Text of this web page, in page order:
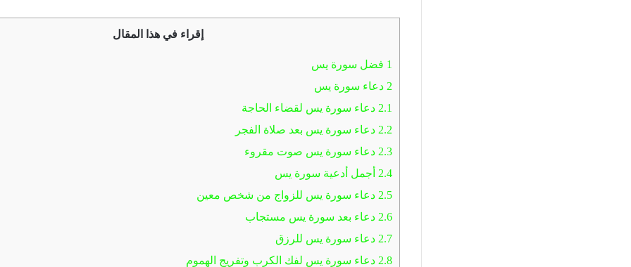
إقراء في هذا المقال
1 فضل سورة يس
2 دعاء سورة يس
2.1 دعاء سورة يس لقضاء الحاجة
2.2 دعاء سورة يس بعد صلاة الفجر
2.3 دعاء سورة يس صوت مقروء
2.4 أجمل أدعية سورة يس
2.5 دعاء سورة يس للزواج من شخص معين
2.6 دعاء بعد سورة يس مستجاب
2.7 دعاء سورة يس للرزق
2.8 دعاء سورة يس لفك الكرب وتفريج الهموم